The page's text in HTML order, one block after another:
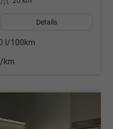
Details
l/100km
km